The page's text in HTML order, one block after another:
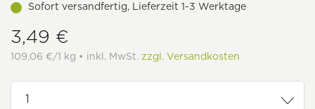
Sofort versandfertig, Lieferzeit 1-3 Werktage
3,49 €
109,06 €/1 kg • inkl. MwSt. zzgl. Versandkosten